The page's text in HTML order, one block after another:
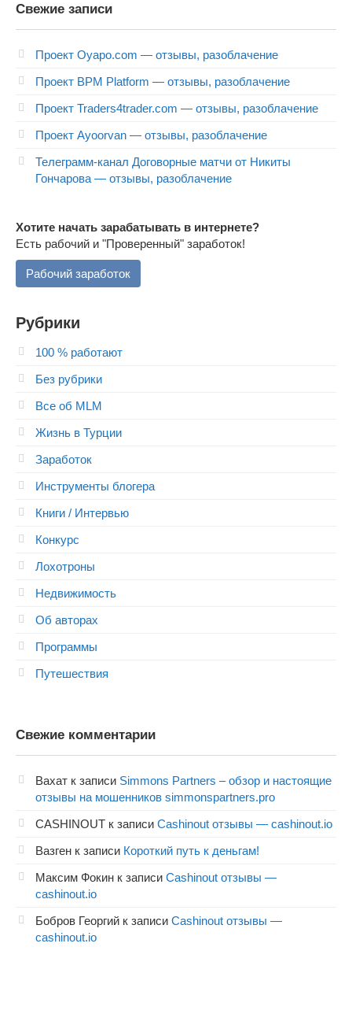
Свежие записи
Проект Oyapo.com — отзывы, разоблачение
Проект BPM Platform — отзывы, разоблачение
Проект Traders4trader.com — отзывы, разоблачение
Проект Ayoorvan — отзывы, разоблачение
Телеграмм-канал Договорные матчи от Никиты
Гончарова — отзывы, разоблачение
Хотите начать зарабатывать в интернете?
Есть рабочий и "Проверенный" заработок!
Рабочий заработок
Рубрики
100 % работают
Без рубрики
Все об MLM
Жизнь в Турции
Заработок
Инструменты блогера
Книги / Интервью
Конкурс
Лохотроны
Недвижимость
Об авторах
Программы
Путешествия
Свежие комментарии
Вахат к записи Simmons Partners – обзор и настоящие
отзывы на мошенников simmonspartners.pro
CASHINOUT к записи Cashinout отзывы — cashinout.io
Вазген к записи Короткий путь к деньгам!
Максим Фокин к записи Cashinout отзывы —
cashinout.io
Бобров Георгий к записи Cashinout отзывы —
cashinout.io